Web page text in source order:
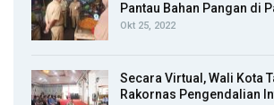
Pantau Bahan Pangan di
Okt 25, 2022
Secara Virtual, Wali Kota
Rakornas Pengendalian